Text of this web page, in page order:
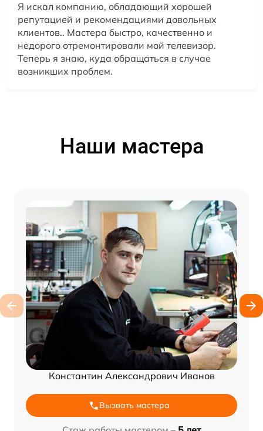
Я искал компанию, обладающий хорошей
репутацией и рекомендациями довольных
клиентов.. Мастера быстро, качественно и
недорого отремонтировали мой телевизор.
Теперь я знаю, куда обращаться в случае
возникших проблем.
Наши мастера
Константин Александрович Иванов
Вызвать мастера